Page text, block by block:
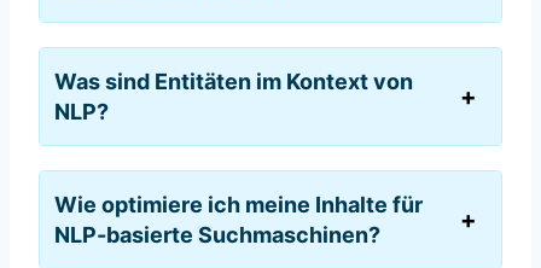
Was sind Entitäten im Kontext von
NLP?
Wie optimiere ich meine Inhalte für
NLP-basierte Suchmaschinen?